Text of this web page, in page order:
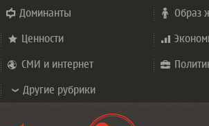
Доминанты Образ
Ценности
СМИ и интернет
Другие рубрики